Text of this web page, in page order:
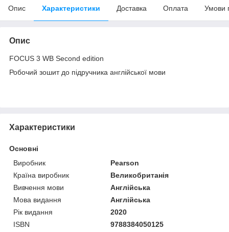
Опис Характеристики Доставка Оплата Умови
Опис
FOCUS 3 WB Second edition
Робочий зошит до підручника англійської мови
Характеристики
Основні
Виробник
Pearson
Країна виробник
Великобританія
Вивчення мови
Англійська
Мова видання
Англійська
Рік видання
2020
ISBN
9788384050125